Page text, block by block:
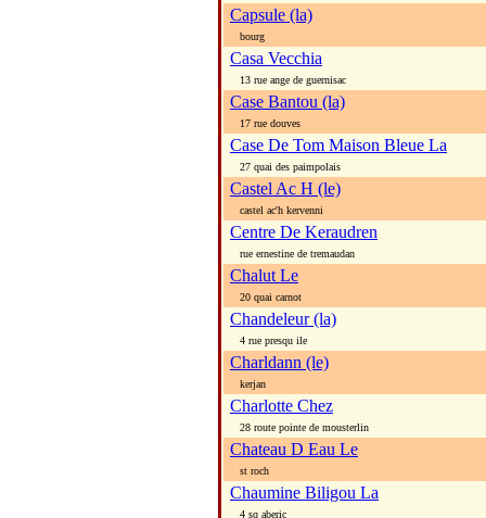
Capsule (la)
bourg
Casa Vecchia
13 rue ange de guernisac
Case Bantou (la)
17 rue douves
Case De Tom Maison Bleue La
27 quai des paimpolais
Castel Ac H (le)
castel ac'h kervenni
Centre De Keraudren
rue ernestine de tremaudan
Chalut Le
20 quai carnot
Chandeleur (la)
4 rue presqu ile
Charldann (le)
kerjan
Charlotte Chez
28 route pointe de mousterlin
Chateau D Eau Le
st roch
Chaumine Biligou La
4 sq aberic